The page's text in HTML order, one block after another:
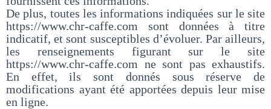
De plus, toutes les informations indiquées sur le site
https://www.chr-caffe.com sont données à titre
indicatif, et sont susceptibles d’évoluer. Par ailleurs,
les renseignements figurant sur le site
https://www.chr-caffe.com ne sont pas exhaustifs.
En effet, ils sont donnés sous réserve de
modifications ayant été apportées depuis leur mise
en ligne.